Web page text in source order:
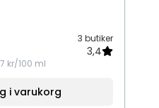
3 butiker
3,4
kr/100 ml
i varukorg